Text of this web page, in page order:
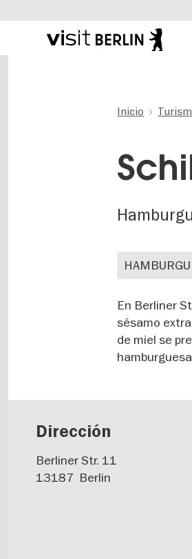
Portal
Inicio
En Berliner
sésamo
de miel se
Dirección
Berliner Str. 11
13187 Berlin